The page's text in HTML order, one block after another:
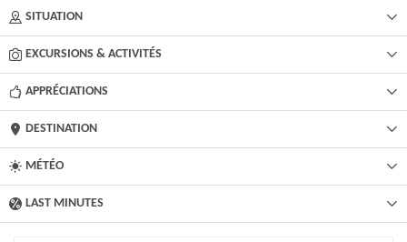
SITUATION
EXCURSIONS & ACTIVITÉS​
APPRÉCIATIONS
DESTINATION
MÉTÉO
LAST MINUTES